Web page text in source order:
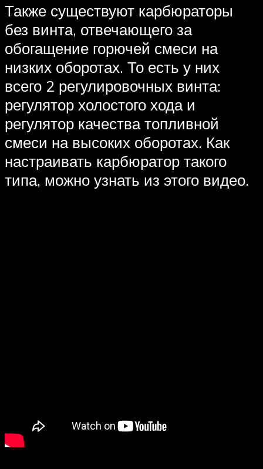
Также существуют карбюраторы
без винта, отвечающего за
обогащение горючей смеси на
низких оборотах. То есть у них
всего 2 регулировочных винта:
регулятор холостого хода и
регулятор качества топливной
смеси на высоких оборотах. Как
настраивать карбюратор такого
типа, можно узнать из этого видео.